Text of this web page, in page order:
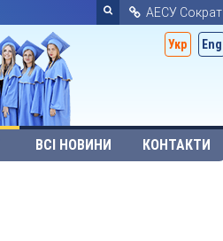
АЕСУ Сократ
Укр Eng
ВСІ НОВИНИ КОНТАКТИ